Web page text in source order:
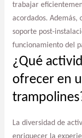
trabajar
acordados.
soporte post-
funcionamiento del
¿Qué
ofrecer en
La diversidad de